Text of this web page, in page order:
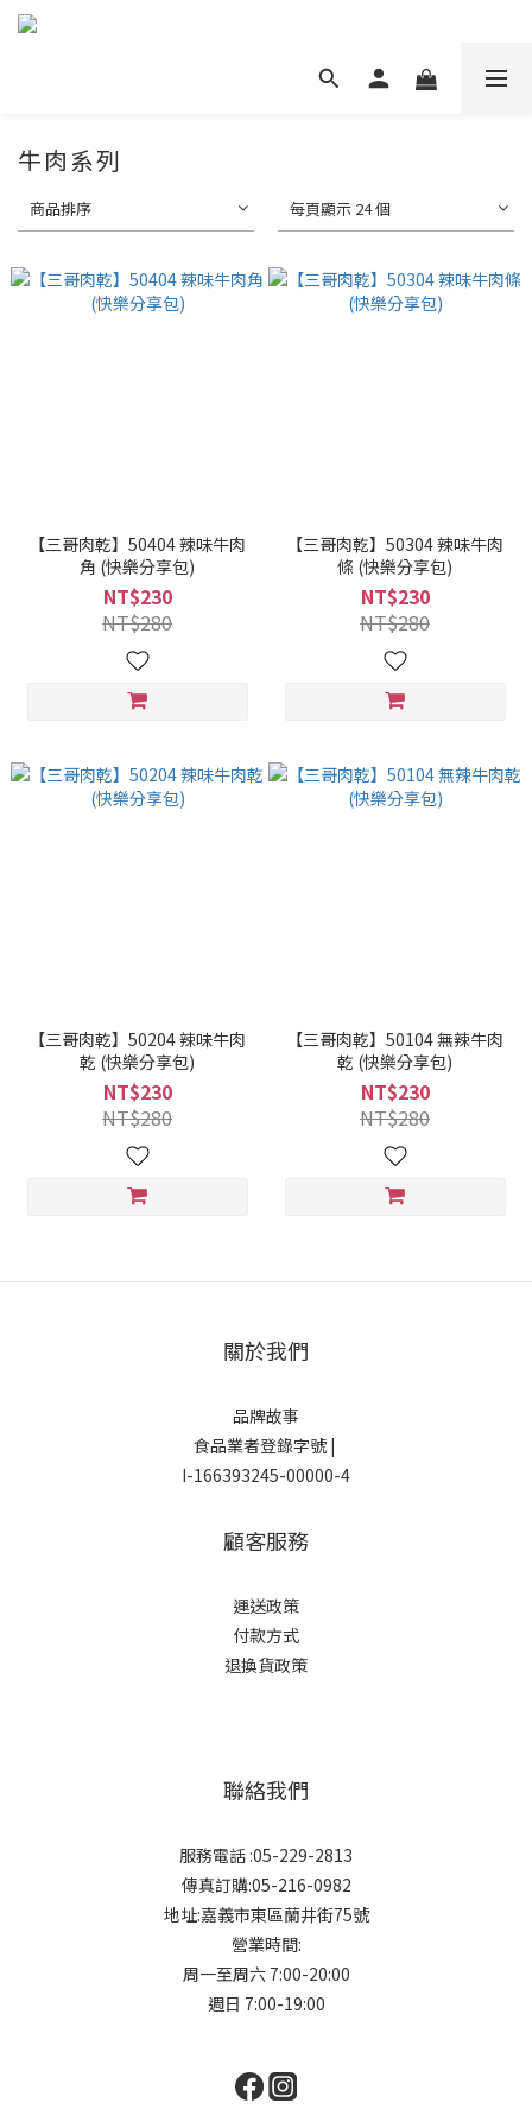
牛肉系列
商品排序 每頁顯示 24 個
【三哥肉乾】50404 辣味牛肉
角 (快樂分享包)
NT$230
NT$280
【三哥肉乾】50304 辣味牛肉
條 (快樂分享包)
NT$230
NT$280
【三哥肉乾】50204 辣味牛肉
乾 (快樂分享包)
NT$230
NT$280
【三哥肉乾】50104 無辣牛肉
乾 (快樂分享包)
NT$230
NT$280
關於我們
品牌故事
食品業者登錄字號 |
I-166393245-00000-4
顧客服務
運送政策
付款方式
退換貨政策
聯絡我們
服務電話 :05-229-2813
傳真訂購:05-216-0982
地址:嘉義市東區蘭井街75號
營業時間:
周一至周六 7:00-20:00
週日 7:00-19:00